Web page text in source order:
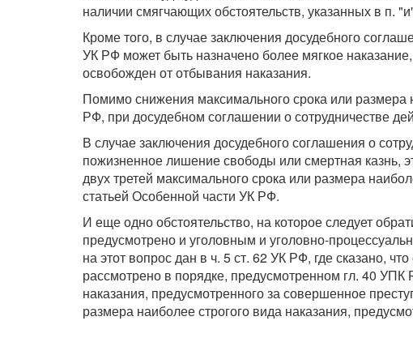
наличии смягчающих обстоятельств, указанных в п.
Кроме того, в случае заключения досудебного
УК РФ может быть назначено более мягкое
освобожден от отбывания наказания.
Помимо снижения максимального срока или размера
РФ, при досудебном соглашении о сотрудничестве
В случае заключения досудебного соглашения о
пожизненное лишение свободы или смертная казнь,
двух третей максимального срока или размера
статьей Особенной части УК РФ.
И еще одно обстоятельство, на которое следует
предусмотрено и уголовным и уголовно-
на этот вопрос дан в ч. 5 ст. 62 УК РФ, где сказано,
рассмотрено в порядке, предусмотренном гл. 40
наказания, предусмотренного за совершенное
размера наиболее строгого вида наказания,